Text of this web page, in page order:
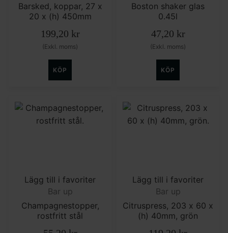
Barsked, koppar, 27 x
20 x (h) 450mm
199,20 kr
(Exkl. moms)
KÖP
Boston shaker glas
0.45l
47,20 kr
(Exkl. moms)
KÖP
Lägg till i favoriter
Bar up
Champagnestopper,
rostfritt stål
Lägg till i favoriter
Bar up
Citruspress, 203 x 60 x
(h) 40mm, grön